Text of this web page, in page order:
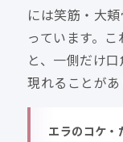
には笑筋・大
っています。
と、一側だけ
現れることがあ
エラのコケ・